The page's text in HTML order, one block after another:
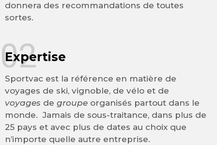
donnera des recommandations de toutes
sortes.
Expertise
Sportvac est la référence en matière de
voyages de ski, vignoble, de vélo et de
voyages de groupe organisés partout dans le
monde. Jamais de sous-traitance, dans plus de
25 pays et avec plus de dates au choix que
n’importe quelle autre entreprise.
02